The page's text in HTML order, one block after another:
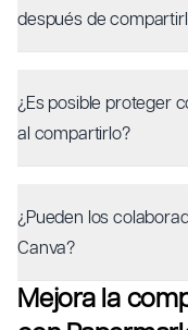
después de
¿Es posible proteger
al compartirlo?
¿Pueden los
Canva?
Mejora la